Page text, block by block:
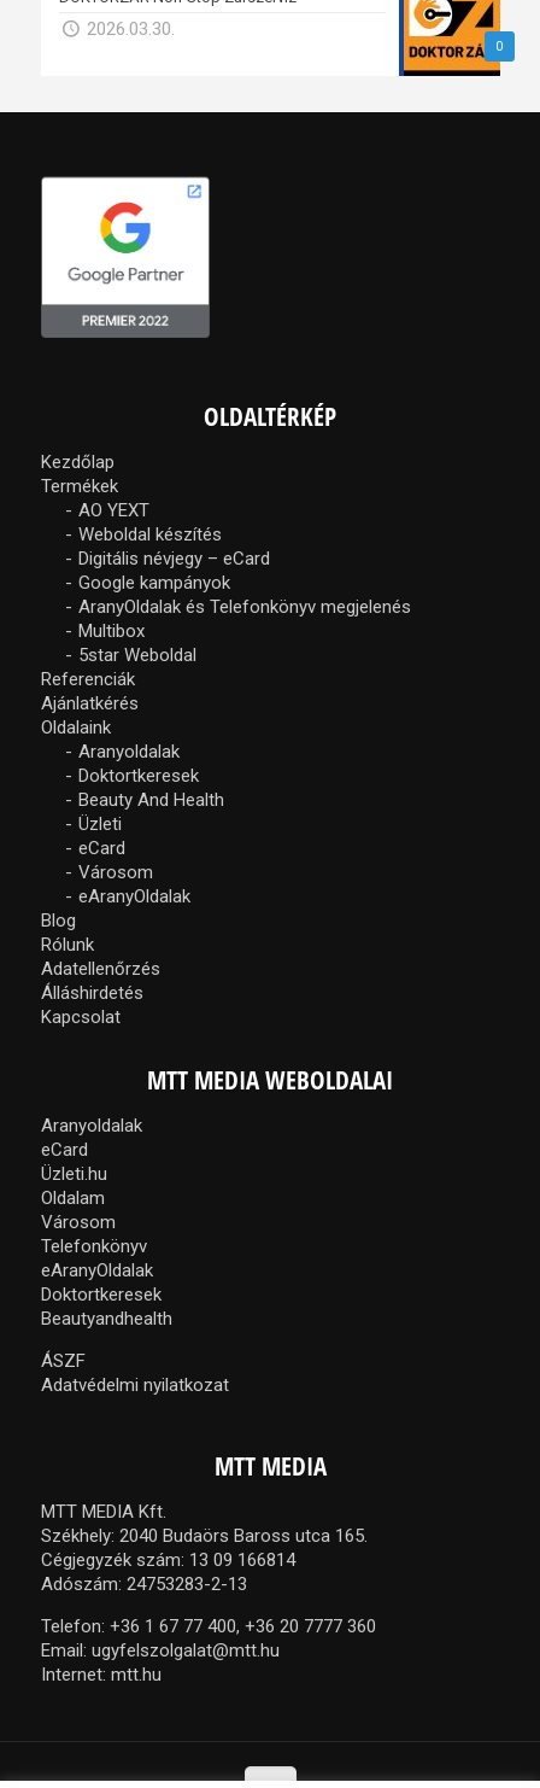
0
2026.03.30.
OLDALTÉRKÉP
Kezdőlap
Termékek
AO YEXT
Weboldal készítés
Digitális névjegy – eCard
Google kampányok
AranyOldalak és Telefonkönyv megjelenés
Multibox
5star Weboldal
Referenciák
Ajánlatkérés
Oldalaink
Aranyoldalak
Doktortkeresek
Beauty And Health
Üzleti
eCard
Városom
eAranyOldalak
Blog
Rólunk
Adatellenőrzés
Álláshirdetés
Kapcsolat
MTT MEDIA WEBOLDALAI
Aranyoldalak
eCard
Üzleti.hu
Oldalam
Városom
Telefonkönyv
eAranyOldalak
Doktortkeresek
Beautyandhealth
ÁSZF
Adatvédelmi nyilatkozat
MTT MEDIA
MTT MEDIA Kft.
Székhely: 2040 Budaörs Baross utca 165.
Cégjegyzék szám: 13 09 166814
Adószám: 24753283-2-13
Telefon: +36 1 67 77 400, +36 20 7777 360
Email: ugyfelszolgalat@mtt.hu
Internet: mtt.hu